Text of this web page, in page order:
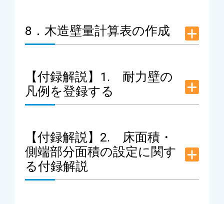
8．木造壁量計算表の作成
【付録解説】1. 耐力壁の
凡例を登録する
【付録解説】2. 床面積・
側端部分面積の設定に関す
る付録解説